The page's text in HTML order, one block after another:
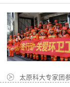
太原科大专家团